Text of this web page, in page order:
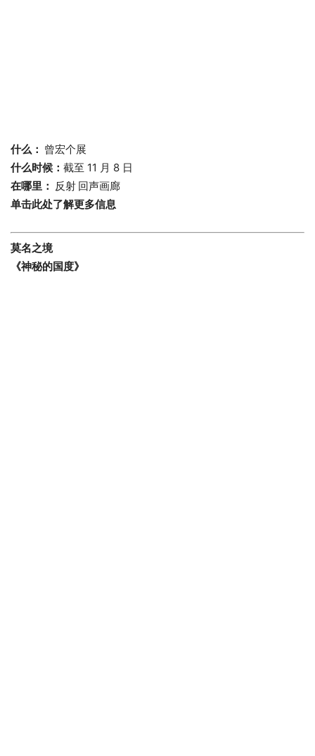
什么： 曾宏个展
什么时候： 截至 11 月 8 日
在哪里： 反射 回声画廊
单击此处了解更多信息
莫名之境
《神秘的国度》